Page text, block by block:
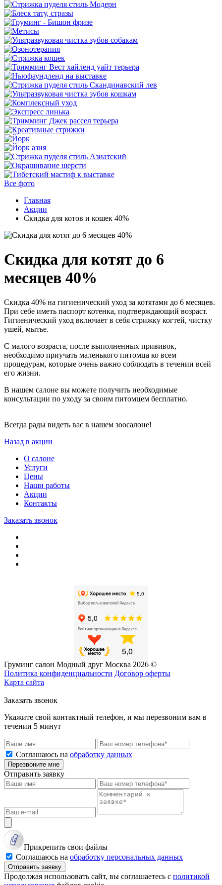
Все фото
Главная
Акции
Скидка для котов и кошек 40%
Скидка для котят до 6
месяцев 40%
Скидка 40% на гигиенический уход за котятами до 6 месяцев.
При себе иметь паспорт котенка, подтверждающий возраст.
Гигиенический уход включает в себя стрижку когтей, чистку
ушей, мытье.
С малого возраста, после выполненных прививок,
необходимо приучать маленького питомца ко всем
процедурам, которые очень важно соблюдать в течении всей
его жизни.
В нашем салоне вы можете получить необходимые
консультации по уходу за своим питомцем бесплатно.
Всегда рады видеть вас в нашем зоосалоне!
Назад в акции
О салоне
Услуги
Цены
Наши работы
Акции
Контакты
Заказать звонок
Груминг салон Модный друг Москва 2026 ©
Политика конфиденциальности Договор оферты
Карта сайта
Заказать звонок
Укажите свой контактный телефон, и мы перезвоним вам в
течении 5 минут
Соглашаюсь на обработку данных
Перезвоните мне
Отправить заявку
Прикрепить свои файлы
Соглашаюсь на обработку персональных данных
Отправить заявку
Продолжая использовать сайт, вы соглашаетесь с политикой